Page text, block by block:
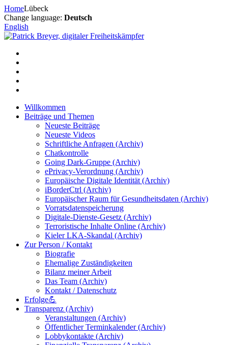
Zum
Inhalt
springen
HomeLübeck
Change language: Deutsch
English
Willkommen
Beiträge und Themen
Neueste Beiträge
Neueste Videos
Schriftliche Anfragen (Archiv)
Chatkontrolle
Going Dark-Gruppe (Archiv)
ePrivacy-Verordnung (Archiv)
Europäische Digitale Identität (Archiv)
iBorderCtrl (Archiv)
Europäischer Raum für Gesundheitsdaten (Archiv)
Vorratsdatenspeicherung
Digitale-Dienste-Gesetz (Archiv)
Terroristische Inhalte Online (Archiv)
Kieler LKA-Skandal (Archiv)
Zur Person / Kontakt
Biografie
Ehemalige Zuständigkeiten
Bilanz meiner Arbeit
Das Team (Archiv)
Kontakt / Datenschutz
Erfolge💪
Transparenz (Archiv)
Veranstaltungen (Archiv)
Öffentlicher Terminkalender (Archiv)
Lobbykontakte (Archiv)